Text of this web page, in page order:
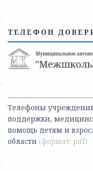
ТЕЛЕФОН
Телефоны
поддержки,
помощь детям и
области